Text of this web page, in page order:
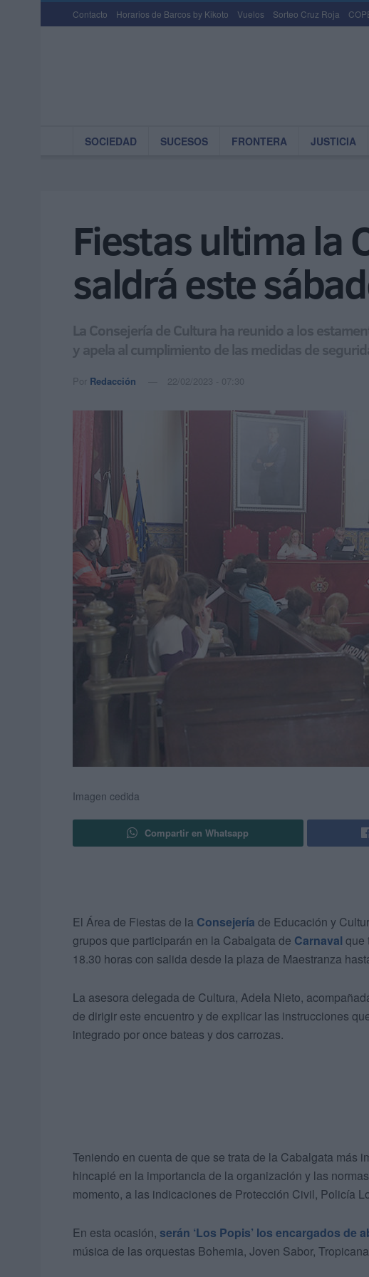
Contacto Horarios de Barcos by Kikoto Vuelos Sorteo Cruz Roja
SOCIEDAD SUCESOS FRONTERA JUSTICIA
Fiestas ultima la
saldrá este
La Consejería de Cultura ha reunido a los
y apela al cumplimiento de las medidas de
Por Redacción 22/02/2023 - 07:30
Imagen cedida
Compartir en Whatsapp
El Área de Fiestas de la Consejería de Educación y
grupos que participarán en la Cabalgata de Carnaval que
18.30 horas con salida desde la plaza de Maestranza
La asesora delegada de Cultura, Adela Nieto,
de dirigir este encuentro y de explicar las instrucciones
integrado por once bateas y dos carrozas.
Teniendo en cuenta de que se trata de la Cabalgata más
hincapié en la importancia de la organización y las
momento, a las indicaciones de Protección Civil, Policía
En esta ocasión, serán ‘Los Popis’ los encargados de
música de las orquestas Bohemia, Joven Sabor,